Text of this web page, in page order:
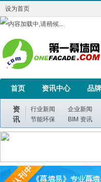
设为首页
首页 资讯中心 品
资
讯
行业新闻 企业新闻
节能环保
BIM 资讯